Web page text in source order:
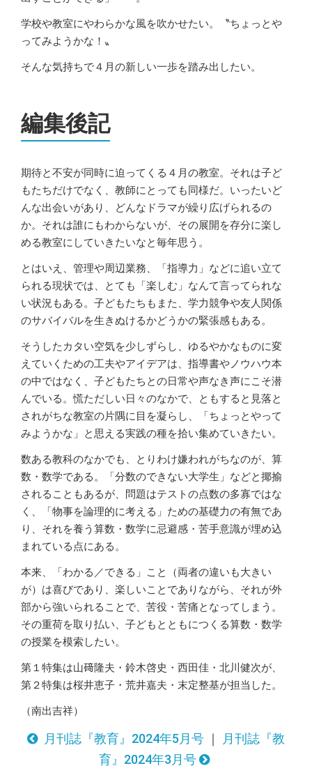
学校や教室にやわらかな風を吹かせたい。〝ちょっとや
ってみようかな！〟
そんな気持ちで４月の新しい一歩を踏み出したい。
編集後記
期待と不安が同時に迫ってくる４月の教室。それは子ど
もたちだけでなく、教師にとっても同様だ。いったいど
んな出会いがあり、どんなドラマが繰り広げられるの
か。それは誰にもわからないが、その展開を存分に楽し
める教室にしていきたいなと毎年思う。
とはいえ、管理や周辺業務、「指導力」などに追い立て
られる現状では、とても「楽しむ」なんて言ってられな
い状況もある。子どもたちもまた、学力競争や友人関係
のサバイバルを生きぬけるかどうかの緊張感もある。
そうしたカタい空気を少しずらし、ゆるやかなものに変
えていくための工夫やアイデアは、指導書やノウハウ本
の中ではなく、子どもたちとの日常や声なき声にこそ潜
んでいる。慌ただしい日々のなかで、ともすると見落と
されがちな教室の片隅に目を凝らし、「ちょっとやって
みようかな」と思える実践の種を拾い集めていきたい。
数ある教科のなかでも、とりわけ嫌われがちなのが、算
数・数学である。「分数のできない大学生」などと揶揄
されることもあるが、問題はテストの点数の多寡ではな
く、「物事を論理的に考える」ための基礎力の有無であ
り、それを養う算数・数学に忌避感・苦手意識が埋め込
まれている点にある。
本来、「わかる／できる」こと（両者の違いも大きい
が）は喜びであり、楽しいことでありながら、それが外
部から強いられることで、苦役・苦痛となってしまう。
その重荷を取り払い、子どもとともにつくる算数・数学
の授業を模索したい。
第１特集は山𥔎隆夫・鈴木啓史・西田佳・北川健次が、
第２特集は桜井恵子・荒井嘉夫・末定整基が担当した。
（南出吉祥）
月刊誌『教育』2024年5月号 ｜
月刊誌『教
育』2024年3月号